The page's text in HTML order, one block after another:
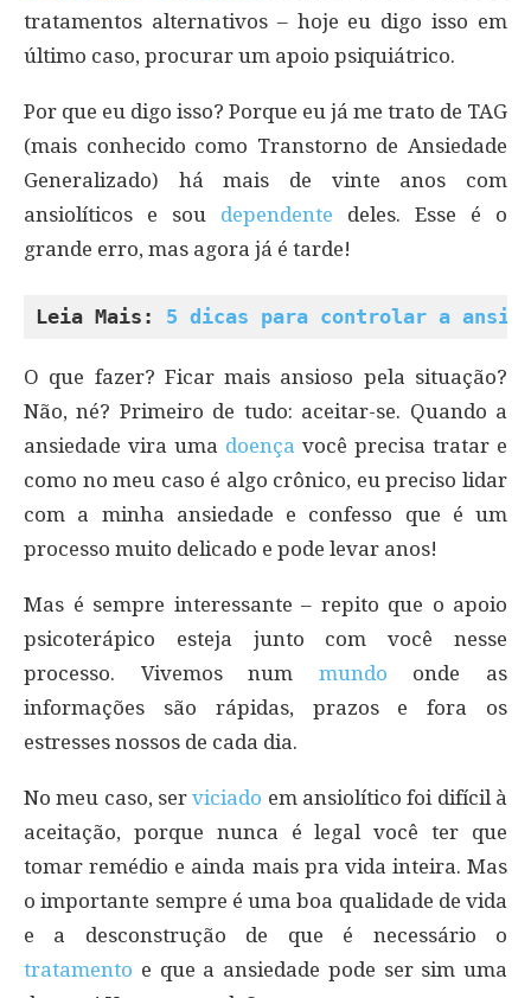
tratamentos alternativos – hoje eu digo isso em
último caso, procurar um apoio psiquiátrico.
Por que eu digo isso? Porque eu já me trato de TAG
(mais conhecido como Transtorno de Ansiedade
Generalizado) há mais de vinte anos com
ansiolíticos e sou dependente deles. Esse é o
grande erro, mas agora já é tarde!
Leia Mais: 5 dicas para controlar a
O que fazer? Ficar mais ansioso pela situação?
Não, né? Primeiro de tudo: aceitar-se. Quando a
ansiedade vira uma doença você precisa tratar e
como no meu caso é algo crônico, eu preciso lidar
com a minha ansiedade e confesso que é um
processo muito delicado e pode levar anos!
Mas é sempre interessante – repito que o apoio
psicoterápico esteja junto com você nesse
processo. Vivemos num mundo onde as
informações são rápidas, prazos e fora os
estresses nossos de cada dia.
No meu caso, serviciado em ansiolítico foi difícil à
aceitação, porque nunca é legal você ter que
tomar remédio e ainda mais pra vida inteira. Mas
o importante sempre é uma boa qualidade de vida
e a desconstrução de que é necessário o
tratamento e que a ansiedade pode ser sim uma